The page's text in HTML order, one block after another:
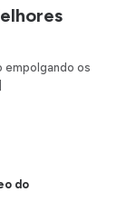
empolgando os
do